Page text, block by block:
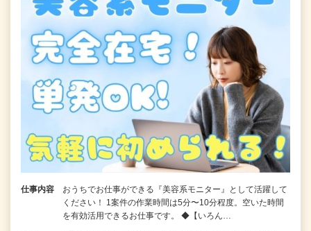
仕事内容
おうちでお仕事ができる『美容系モニター』として活躍して
ください！ 1案件の作業時間は5分〜10分程度。空いた時間
を有効活用できるお仕事です。 ◆【いろん…